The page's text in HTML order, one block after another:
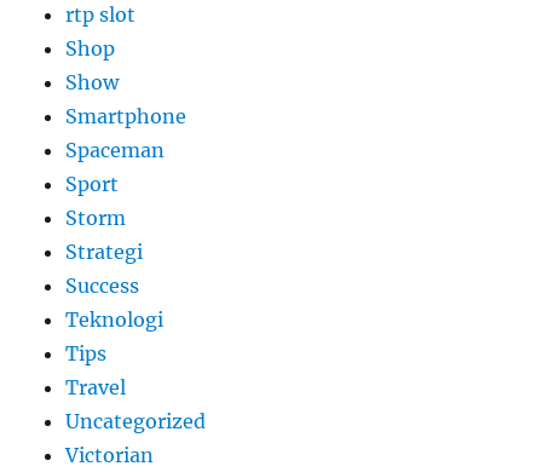
rtp slot
Shop
Show
Smartphone
Spaceman
Sport
Storm
Strategi
Success
Teknologi
Tips
Travel
Uncategorized
Victorian